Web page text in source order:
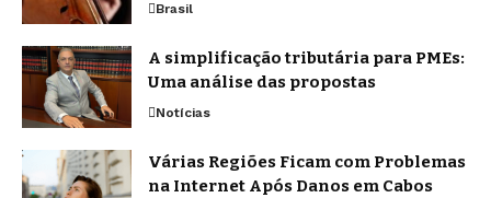
Brasil
A simplificação tributária para PMEs:
Uma análise das propostas
Notícias
Várias Regiões Ficam com Problemas
na Internet Após Danos em Cabos